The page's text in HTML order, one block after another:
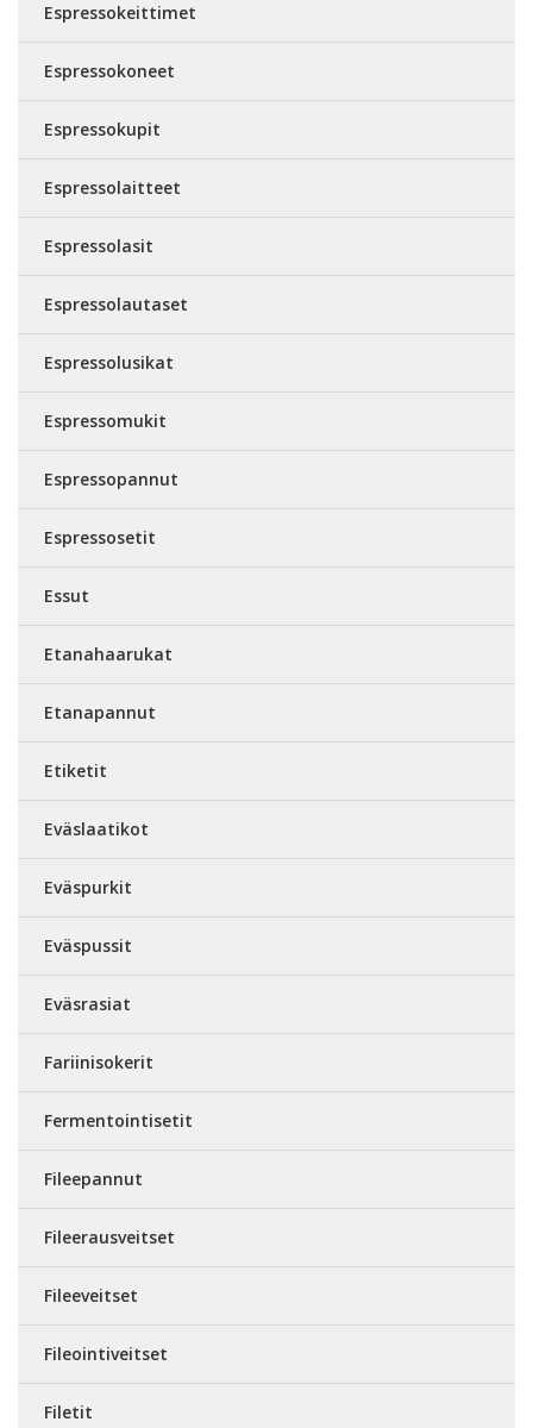
Espressokeittimet
Espressokoneet
Espressokupit
Espressolaitteet
Espressolasit
Espressolautaset
Espressolusikat
Espressomukit
Espressopannut
Espressosetit
Essut
Etanahaarukat
Etanapannut
Etiketit
Eväslaatikot
Eväspurkit
Eväspussit
Eväsrasiat
Fariinisokerit
Fermentointisetit
Fileepannut
Fileerausveitset
Fileeveitset
Fileointiveitset
Filetit